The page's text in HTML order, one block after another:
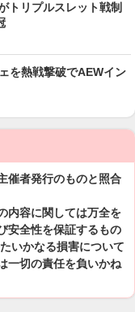
トリプルスレット戦制
を熱戦撃破でAEWイン
催者発行のものと照合
内容に関しては万全を
安全性を保証するもの
いかなる損害について
一切の責任を負いかね